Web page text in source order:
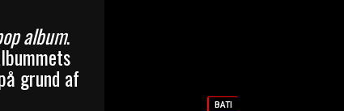
album.
grund af
BATI